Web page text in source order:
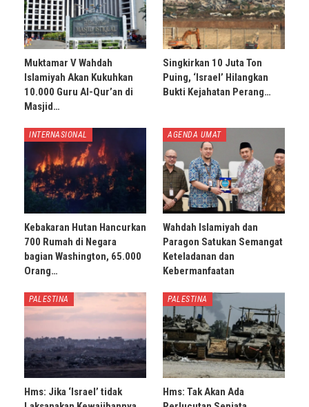
Muktamar V Wahdah
Islamiyah Akan Kukuhkan
10.000 Guru Al-Qur’an di
Masjid…
Singkirkan 10 Juta Ton
Puing, ‘Israel’ Hilangkan
Bukti Kejahatan Perang…
INTERNASIONAL
Kebakaran Hutan Hancurkan
700 Rumah di Negara
bagian Washington, 65.000
Orang…
AGENDA UMAT
Wahdah Islamiyah dan
Paragon Satukan Semangat
Keteladanan dan
Kebermanfaatan
PALESTINA
Hms: Jika ‘Israel’ tidak
PALESTINA
Hms: Tak Akan Ada